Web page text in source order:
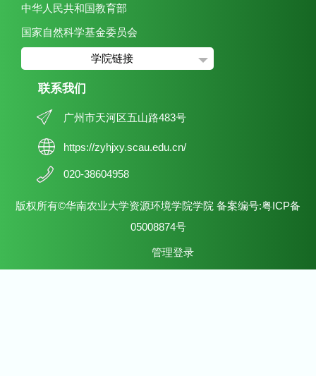
中华人民共和国教育部
国家自然科学基金委员会
学院链接
联系我们
广州市天河区五山路483号
https://zyhjxy.scau.edu.cn/
020-38604958
版权所有©华南农业大学资源环境学院学院 备案编号:粤ICP备
05008874号
管理登录